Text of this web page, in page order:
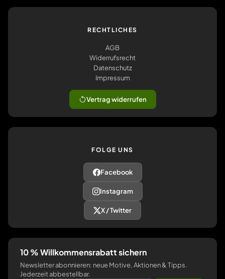
RECHTLICHES
AGB
Widerrufsrecht
Datenschutz
Impressum
Vertrag widerrufen
FOLGE UNS
Facebook
Instagram
X / Twitter
10 % Willkommensrabatt sichern
Newsletter abonnieren: neue Motive, Aktionen & Tipps.
Jederzeit abbestellbar.